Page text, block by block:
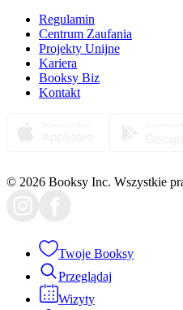
Regulamin
Centrum Zaufania
Projekty Unijne
Kariera
Booksy Biz
Kontakt
© 2026 Booksy Inc. Wszystkie
Twoje Booksy
Przeglądaj
Wizyty